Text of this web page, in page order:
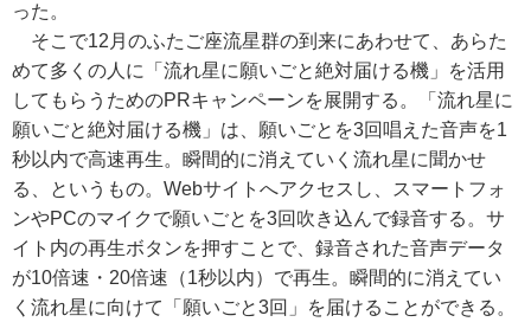
った。
そこで12月のふたご座流星群の到来にあわせて、あらた
めて多くの人に「流れ星に願いごと絶対届ける機」を活用
してもらうためのPRキャンペーンを展開する。「流れ星に
願いごと絶対届ける機」は、願いごとを3回唱えた音声を1
秒以内で高速再生。瞬間的に消えていく流れ星に聞かせ
る、というもの。Webサイトへアクセスし、スマートフォ
ンやPCのマイクで願いごとを3回吹き込んで録音する。サ
イト内の再生ボタンを押すことで、録音された音声データ
が10倍速・20倍速（1秒以内）で再生。瞬間的に消えてい
く流れ星に向けて「願いごと3回」を届けることができる。